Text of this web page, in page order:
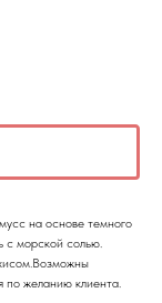
на основе темного
с морской солью.
по желанию клиента.